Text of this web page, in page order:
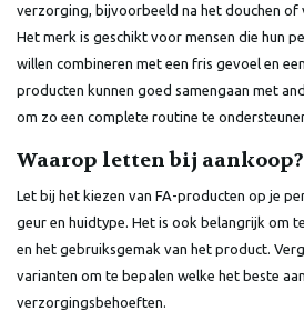
verzorging, bijvoorbeeld na het douchen of
Het merk is geschikt voor mensen die hun
willen combineren met een fris gevoel en
producten kunnen goed samengaan met
om zo een complete routine te
Waarop letten bij aankoop?
Let bij het kiezen van FA-producten op je
geur en huidtype. Het is ook belangrijk om
en het gebruiksgemak van het product.
varianten om te bepalen welke het beste
verzorgingsbehoeften.